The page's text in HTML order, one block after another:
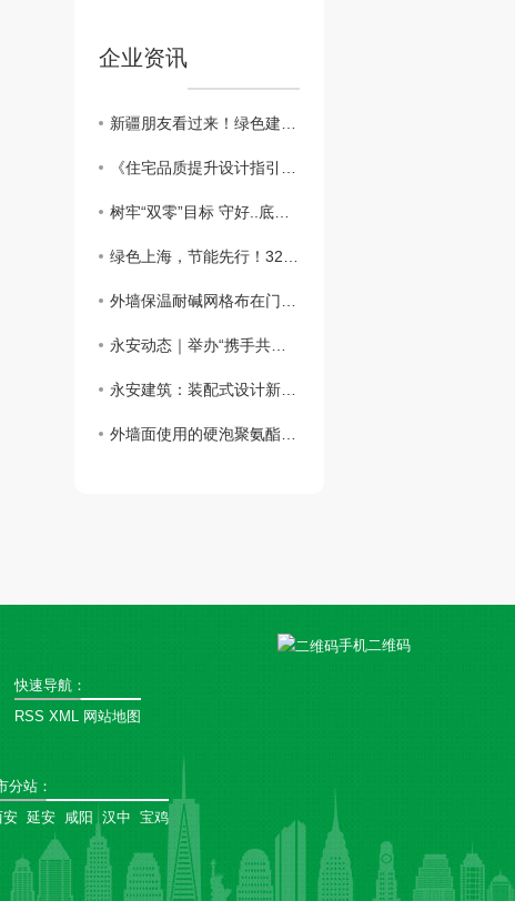
企业资讯
新疆朋友看过来！绿色建筑新篇章：外墙外保温助力新疆可持续发展
​《住宅品质提升设计指引》：鼓励按照近零能耗建筑建设
树牢“双零”目标 守好..底线，做好外墙保温工程
绿色上海，节能先行！3200万平方米建筑穿上“保温外衣”，外墙保温材料助力城市绿色发展
外墙保温耐碱网格布在门窗口翻包做法？？
永安动态｜举办“携手共进、关怀员工”主题活动
永安建筑：装配式设计新突破，硬泡聚氨酯复合陶瓷薄板一体板方案，成本降低，施工效率高
外墙面使用的硬泡聚氨酯复合陶瓷薄板一体板有何魅力？
快速导航：
RSS XML 网站地图
分站 ：
安 延安 咸阳 汉中 宝鸡
手机二维码